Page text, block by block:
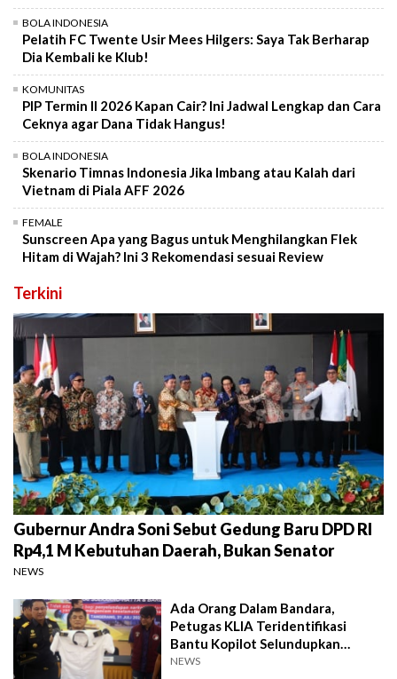
BOLA INDONESIA
Pelatih FC Twente Usir Mees Hilgers: Saya Tak Berharap
Dia Kembali ke Klub!
KOMUNITAS
PIP Termin II 2026 Kapan Cair? Ini Jadwal Lengkap dan Cara
Ceknya agar Dana Tidak Hangus!
BOLA INDONESIA
Skenario Timnas Indonesia Jika Imbang atau Kalah dari
Vietnam di Piala AFF 2026
FEMALE
Sunscreen Apa yang Bagus untuk Menghilangkan Flek
Hitam di Wajah? Ini 3 Rekomendasi sesuai Review
Terkini
Gubernur Andra Soni Sebut Gedung Baru DPD RI
Rp4,1 M Kebutuhan Daerah, Bukan Senator
NEWS
Ada Orang Dalam Bandara,
Petugas KLIA Teridentifikasi
Bantu Kopilot Selundupkan
Ekstasi ke Indonesia
NEWS